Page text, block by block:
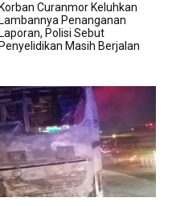
Korban Curanmor Keluhkan
Lambannya Penanganan
Laporan, Polisi Sebut
Penyelidikan Masih Berjalan